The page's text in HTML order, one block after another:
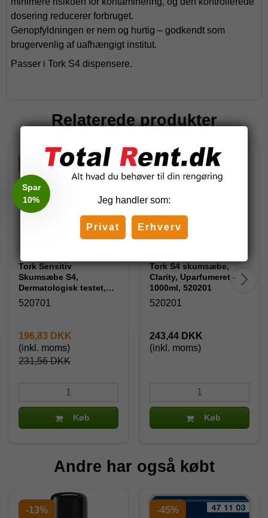
dosering reducerer forbruget.
Genopfyldningen er nem og hurtig – godkendt som
brugervenlig af uafhængigt institut.
Passer i Tork S4 dispensere.
Relaterede produkter
Tork Sensitiv
Skumsæbe S4,
Dermatologisk testet,
1000ml - 520701
520701
231,56 DKK
196,83 DKK
(inkl. moms)
Køb
Tork S4 skumsæbe,
Clarity, Uparfumeret -
1000ml, 520201
520201
243,44 DKK
(inkl. moms)
Køb
Andre har også købt
-13% -45%
Jeg handler som:
Privat Erhverv
Spar
10%